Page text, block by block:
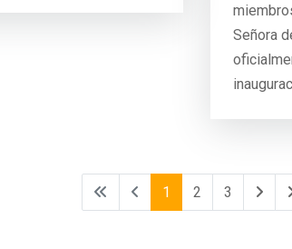
Señora
1 2 3